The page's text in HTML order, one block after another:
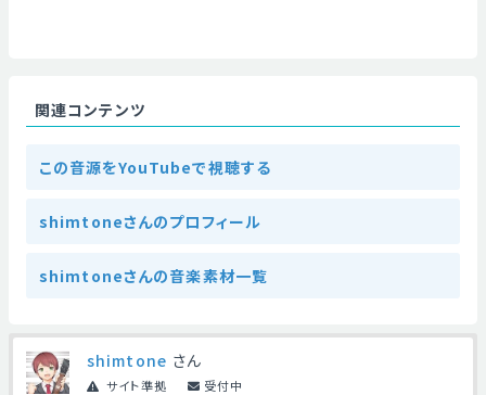
関連コンテンツ
この音源をYouTubeで視聴する
shimtoneさんのプロフィール
shimtoneさんの音楽素材一覧
shimtone さん
サイト準拠 受付中